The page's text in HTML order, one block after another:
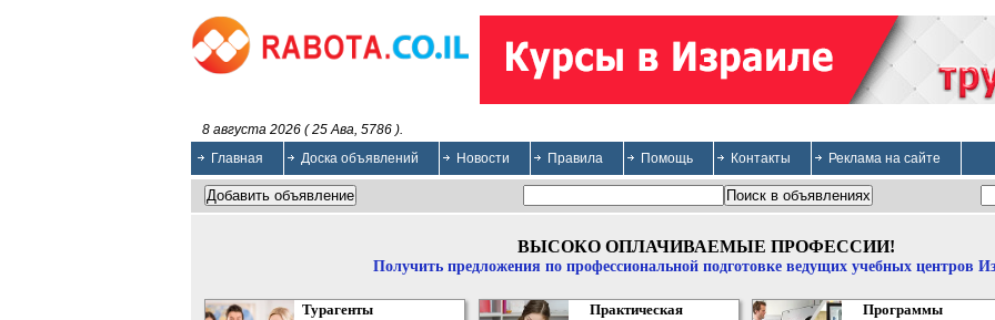
8 августа 2026 ( 25 Ава, 5786 ).
Главная
Доска объявлений Новости Правила Помощь Контакты Реклама на сайте
ВЫСОКО ОПЛАЧИВАЕМЫЕ ПРОФЕССИИ!
Получить предложения по профессиональной подготовке ведущих учебных центров
Турагенты
Практическая
Программы